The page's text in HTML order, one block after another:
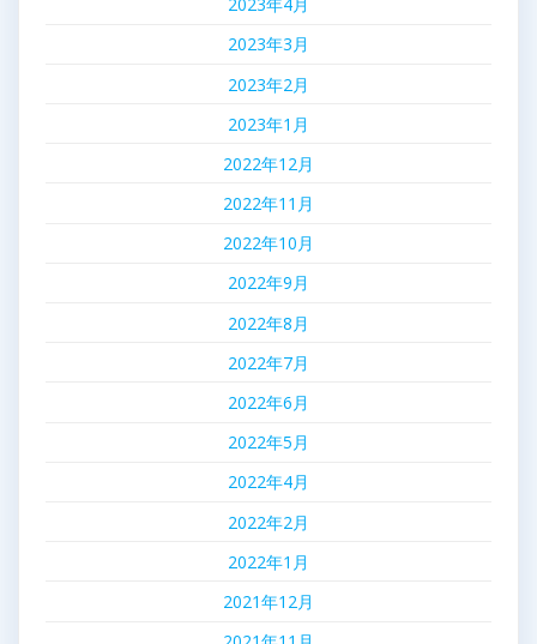
2023年3月
2023年2月
2023年1月
2022年12月
2022年11月
2022年10月
2022年9月
2022年8月
2022年7月
2022年6月
2022年5月
2022年4月
2022年2月
2022年1月
2021年12月